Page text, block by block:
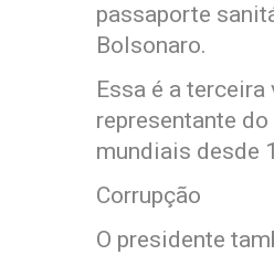
passaporte
Bolsonaro.
Essa é a
representante
mundiais desde
Corrupção
O presidente